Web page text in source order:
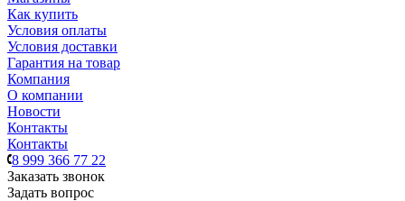
Как купить
Условия оплаты
Условия доставки
Гарантия на товар
Компания
О компании
Новости
Контакты
Контакты
8 999 366 77 22
Заказать звонок
Задать вопрос